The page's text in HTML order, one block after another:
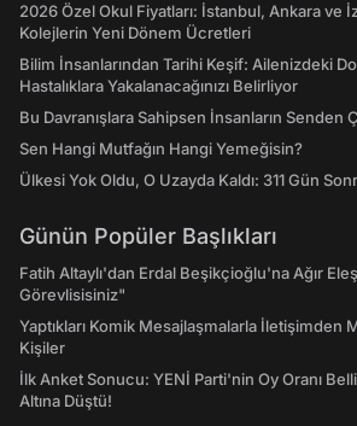
2026 Özel Okul Fiyatları: İstanbul, Ankara ve
Kolejlerin Yeni Dönem Ücretleri
Bilim İnsanlarından Tarihi Keşif: Ailenizdeki
Hastalıklara Yakalanacağınızı Belirliyor
Bu Davranışlara Sahipsen İnsanların Senden
Sen Hangi Mutfağın Hangi Yemeğisin?
Ülkesi Yok Oldu, O Uzayda Kaldı: 311 Gün
Günün Popüler Başlıkları
Fatih Altaylı'dan Erdal Beşikçioğlu'na Ağır
Görevlisisiniz"
Yaptıkları Komik Mesajlaşmalarla İletişimden
Kişiler
İlk Anket Sonucu: YENİ Parti'nin Oy Oranı
Altına Düştü!